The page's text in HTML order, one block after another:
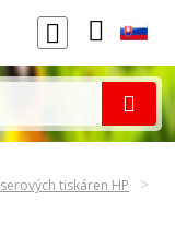
tiskáren HP